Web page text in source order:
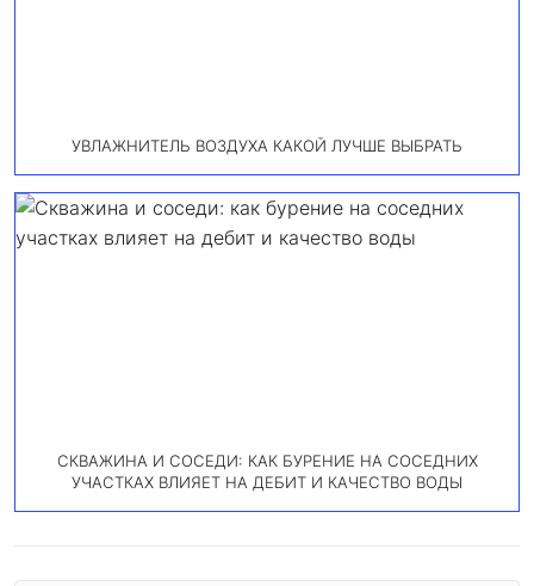
УВЛАЖНИТЕЛЬ ВОЗДУХА КАКОЙ ЛУЧШЕ ВЫБРАТЬ
СКВАЖИНА И СОСЕДИ: КАК БУРЕНИЕ НА СОСЕДНИХ
УЧАСТКАХ ВЛИЯЕТ НА ДЕБИТ И КАЧЕСТВО ВОДЫ